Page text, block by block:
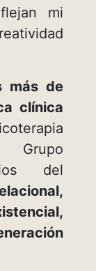
mi
más de
clínica
del